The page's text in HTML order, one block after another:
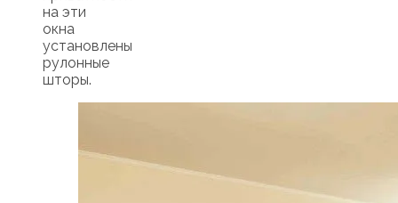
на эти
окна
установлены
рулонные
шторы.